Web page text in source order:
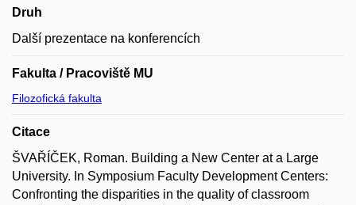
Druh
Další prezentace na konferencích
Fakulta / Pracoviště MU
Filozofická fakulta
Citace
ŠVAŘÍČEK, Roman. Building a New Center at a Large
University. In Symposium Faculty Development Centers:
Confronting the disparities in the quality of classroom